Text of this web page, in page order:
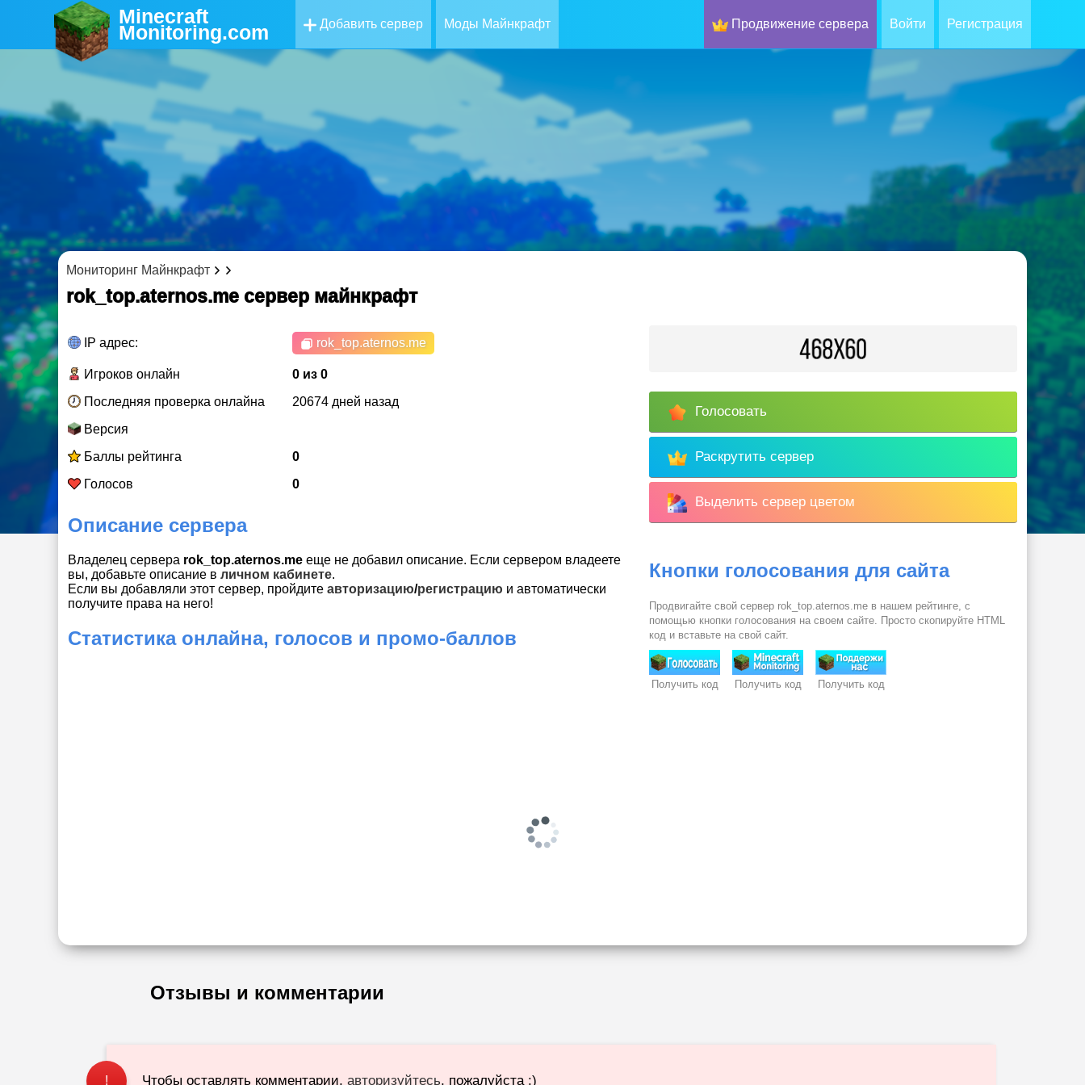
Minecraft
Monitoring.com Добавить сервер Моды Майнкрафт Продвижение сервера Войти Регистрация
Мониторинг Майнкрафт
rok_top.aternos.me cервер майнкрафт
IP адрес: rok_top.aternos.me
Игроков онлайн
0 из 0
Последняя проверка онлайна
20674 дней назад
Версия
Баллы рейтинга
0
Голосов
0
Описание сервера
Владелец сервера rok_top.aternos.me еще не добавил описание. Если сервером владеете
вы, добавьте описание в личном кабинете.
Если вы добавляли этот сервер, пройдите авторизацию/регистрацию и автоматически
получите права на него!
Статистика онлайна, голосов и промо-баллов
Голосовать
Раскрутить сервер
Выделить сервер цветом
Кнопки голосования для сайта
Продвигайте свой сервер rok_top.aternos.me в нашем рейтинге, с
помощью кнопки голосования на своем сайте. Просто скопируйте HTML
код и вставьте на свой сайт.
Получить код Получить код Получить код
Отзывы и комментарии
! Чтобы оставлять комментарии,авторизуйтесь, пожалуйста :)